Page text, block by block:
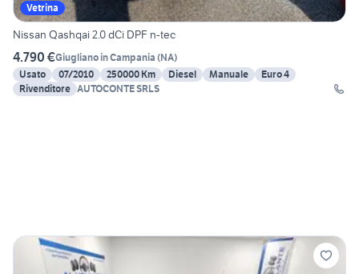
Vetrina
Nissan Qashqai 2.0 dCi DPF n-tec
4.790 €Giugliano in Campania (NA)
Usato
07/2010 250000 Km Diesel Manuale
Euro 4
Rivenditore AUTOCONTE SRLS